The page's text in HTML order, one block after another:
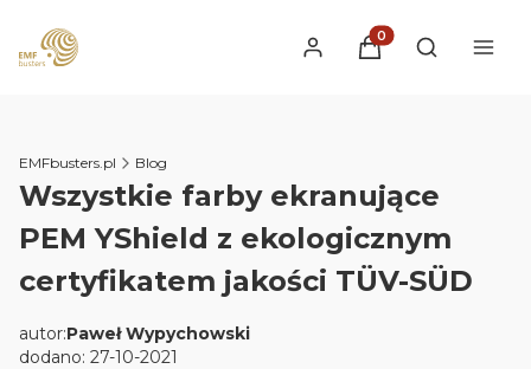
Produkty w
Otwórz
EMFbusters.pl Blog
Wszystkie farby ekranujące
PEM YShield z ekologicznym
certyfikatem jakości TÜV-SÜD
autor:Paweł Wypychowski
dodano: 27-10-2021